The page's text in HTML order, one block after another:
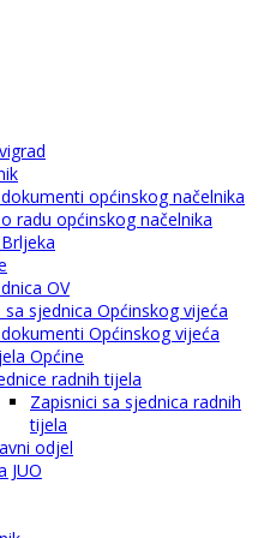
općinskog načelnika
radu općinskog načelnika
OV
sa sjednica Općinskog vijeća
Općinskog vijeća
Općine
radnih tijela
Zapisnici sa sjednica radnih
tijela
odjel
JUO